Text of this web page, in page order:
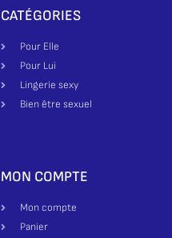
CATÉGORIES
Pour Elle
Pour Lui
Lingerie sexy
Bien être sexuel
MON COMPTE
Mon compte
Panier